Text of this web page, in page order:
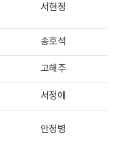
서현정
송호석
고해주
서정애
안정병